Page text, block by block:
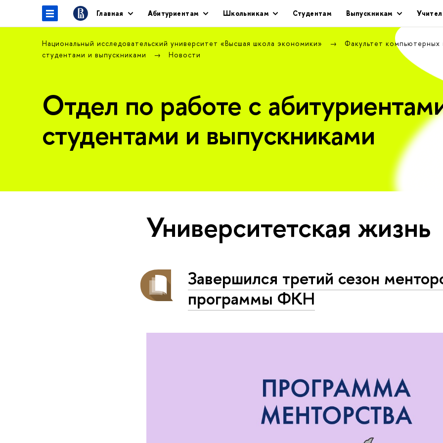
Главная Абитуриентам Школьникам Студентам Выпускникам
Национальный исследовательский университет «Высшая школа экономики»
Факультет
студентами и выпускниками
Новости
Отдел по работе с
студентами и выпускниками
Университетская жизнь
Завершился третий сезон
программы ФКН